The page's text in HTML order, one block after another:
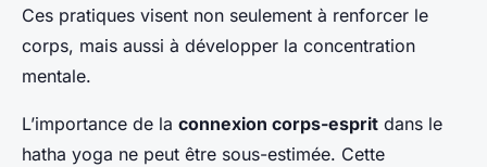
Ces pratiques visent non seulement à renforcer le
corps, mais aussi à développer la concentration
mentale.
L’importance de la connexion corps-esprit dans le
hatha yoga ne peut être sous-estimée. Cette